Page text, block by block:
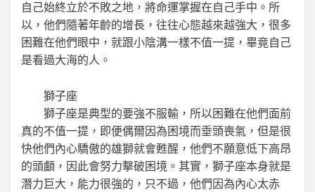
自己始終立於不敗之地，將命運掌握在自己手中。所
以，他們隨著年齡的增長，往往心態越來越強大，很多
困難在他們眼中，就跟小陰溝一樣不值一提，畢竟自己
是看過大海的人。
獅子座
獅子座是典型的要強不服輸，所以困難在他們面前
真的不值一提，即便偶爾因為困境而垂頭喪氣，但是很
快他們內心驕傲的雄獅就會甦醒，他們不願意低下高昂
的頭顱，因此會努力擊破困境。其實，獅子座本身就是
潛力巨大，能力很強的，只不過，他們因為內心太赤